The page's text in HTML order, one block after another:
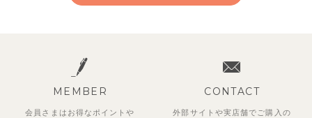
MEMBER
会員さまはお得なポイントや
CONTACT
外部サイトや実店舗でご購入の